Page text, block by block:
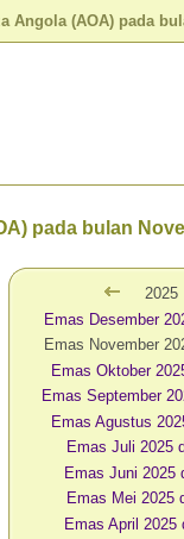
Angola (AOA) pada
pada bulan
Emas Desember
Emas November
Emas Oktober
Emas September
Emas Agustus
Emas Juli 2025
Emas Juni 2025
Emas Mei 2025
Emas April 2025